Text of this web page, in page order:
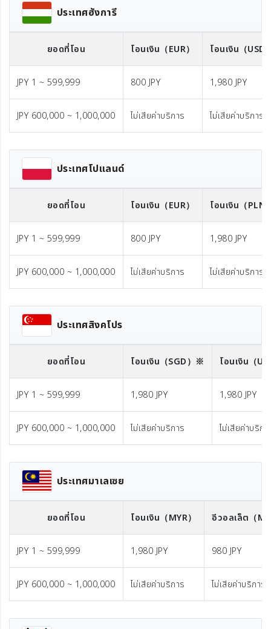
ประเทศฮังการี
ยอดที่โอน โอนเงิน （EUR） โอนเงิน （
JPY 1 ~ 599,999 800 JPY 1,980 JPY
JPY 600,000 ~ 1,000,000 ไม่เสียค่าบริการ ไม่เสียค่าบริการ
ประเทศโปแลนด์
ยอดที่โอน โอนเงิน （EUR） โอนเงิน （PLN
JPY 1 ~ 599,999 800 JPY 1,980 JPY
JPY 600,000 ~ 1,000,000 ไม่เสียค่าบริการ ไม่เสียค่าบริการ
ประเทศสิงคโปร
ยอดที่โอน โอนเงิน （SGD）※ โอนเงิน （
JPY 1 ~ 599,999 1,980 JPY 1,980 JPY
JPY 600,000 ~ 1,000,000 ไม่เสียค่าบริการ ไม่เสียค่าบริก
ประเทศมาเลเซย
ยอดที่โอน โอนเงิน （MYR） อีวอลเล็ต （
JPY 1 ~ 599,999 1,980 JPY 980 JPY
JPY 600,000 ~ 1,000,000 ไม่เสียค่าบริการ ไม่เสียค่าบริการ